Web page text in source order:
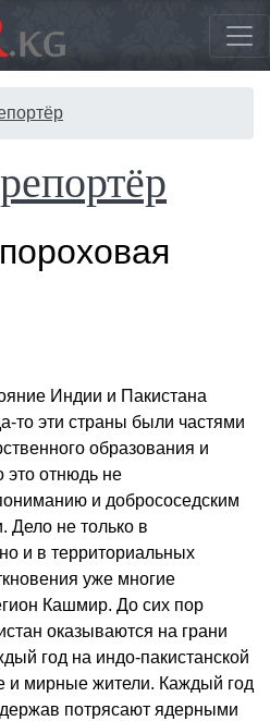
Индии и Пакистана
то эти страны были частями
образования и
это отнюдь не
и добрососедским
не только в
и в территориальных
уже многие
Кашмир. До сих пор
оказываются на грани
год на индо-пакистанской
и мирные жители. Каждый год
потрясают ядерными